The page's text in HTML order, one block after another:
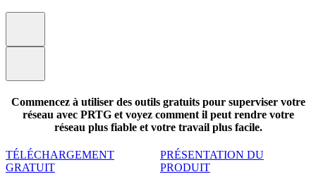
Commencez à utiliser des outils gratuits pour superviser votre
réseau avec PRTG et voyez comment il peut rendre votre
réseau plus fiable et votre travail plus facile.
TÉLÉCHARGEMENT
GRATUIT
PRÉSENTATION DU
PRODUIT